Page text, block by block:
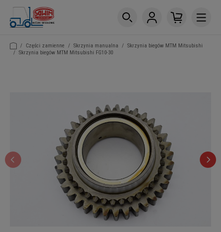
/ Części zamienne / Skrzynia manualna / Skrzynia biegów MTM Mitsubishi
/ Skrzynia biegów MTM Mitsubishi FG10-30